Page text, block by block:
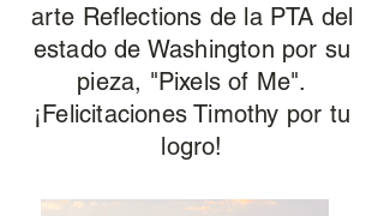
arte Reflections de la PTA del
estado de Washington por su
pieza, "Pixels of Me".
¡Felicitaciones Timothy por tu
logro!